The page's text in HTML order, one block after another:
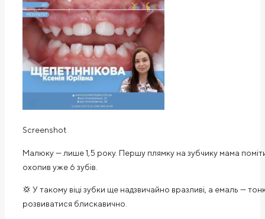
Screenshot
Малюку — лише 1,5 року. Першу плямку на зубчику мама
охопив уже 6 зубів.
💢 У такому віці зубки ще надзвичайно вразливі, а емаль —
розвиватися блискавично.